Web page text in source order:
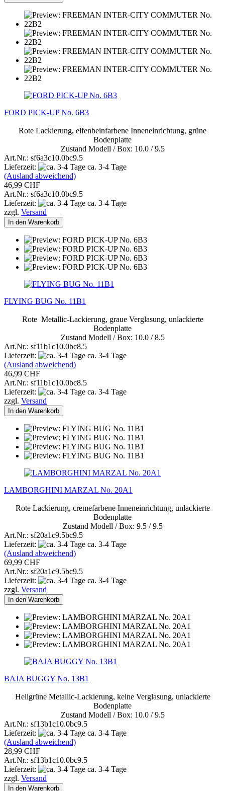
FORD PICK-UP No. 6B3
Rote Lackierung, elfenbeinfarbene Inneneinrichtung, grüne
Bodenplatte
Zustand Modell / Box: 10.0 / 9.5
Art.Nr.: sf6a3c10.0bc9.5
Lieferzeit:
ca. 3-4 Tage
(Ausland abweichend)
46,99 CHF
Art.Nr.: sf6a3c10.0bc9.5
Lieferzeit:
ca. 3-4 Tage
zzgl. Versand
In den Warenkorb
FLYING BUG No. 11B1
Rote Metallic-Lackierung, graue Verglasung, unlackierte
Bodenplatte
Zustand Modell / Box: 10.0 / 8.5
Art.Nr.: sf11b1c10.0bc8.5
Lieferzeit:
ca. 3-4 Tage
(Ausland abweichend)
46,99 CHF
Art.Nr.: sf11b1c10.0bc8.5
Lieferzeit:
ca. 3-4 Tage
zzgl. Versand
In den Warenkorb
LAMBORGHINI MARZAL No. 20A1
Rote Lackierung, cremefarbene Inneneinrichtung, unlackierte
Bodenplatte
Zustand Modell / Box: 9.5 / 9.5
Art.Nr.: sf20a1c9.5bc9.5
Lieferzeit:
ca. 3-4 Tage
(Ausland abweichend)
69,99 CHF
Art.Nr.: sf20a1c9.5bc9.5
Lieferzeit:
ca. 3-4 Tage
zzgl. Versand
In den Warenkorb
BAJA BUGGY No. 13B1
Hellgrüne Metallic-Lackierung, keine Verglasung, unlackierte
Bodenplatte
Zustand Modell / Box: 10.0 / 9.5
Art.Nr.: sf13b1c10.0bc9.5
Lieferzeit:
ca. 3-4 Tage
(Ausland abweichend)
28,99 CHF
Art.Nr.: sf13b1c10.0bc9.5
Lieferzeit:
ca. 3-4 Tage
zzgl. Versand
In den Warenkorb